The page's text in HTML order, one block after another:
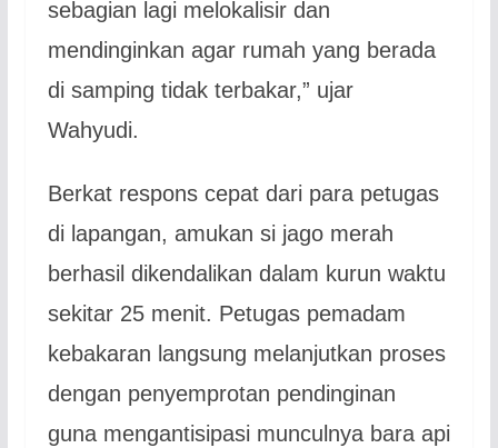
sebagian lagi melokalisir dan
mendinginkan agar rumah yang berada
di samping tidak terbakar,” ujar
Wahyudi.
Berkat respons cepat dari para petugas
di lapangan, amukan si jago merah
berhasil dikendalikan dalam kurun waktu
sekitar 25 menit. Petugas pemadam
kebakaran langsung melanjutkan proses
dengan penyemprotan pendinginan
guna mengantisipasi munculnya bara api